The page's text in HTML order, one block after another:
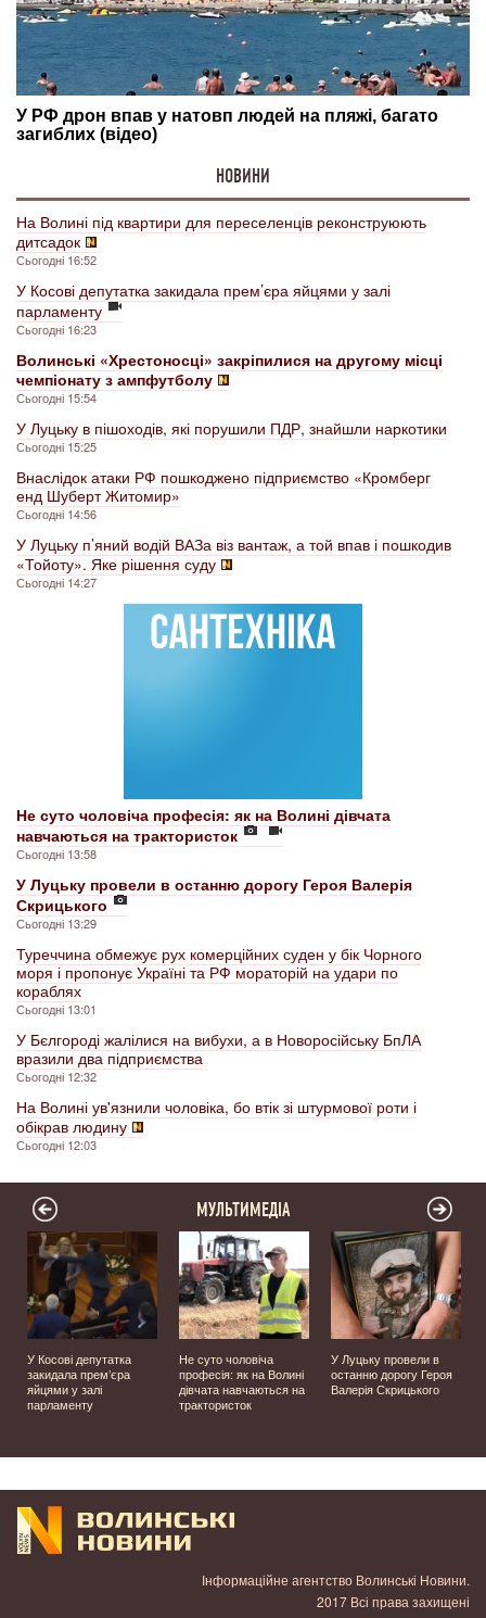
НОВИНИ
На Волині під квартири для переселенців реконструюють
дитсадок
Сьогодні 16:52
У Косові депутатка закидала прем’єра яйцями у залі
парламенту
Сьогодні 16:23
Волинські «Хрестоносці» закріпилися на другому місці
чемпіонату з ампфутболу
Сьогодні 15:54
У Луцьку в пішоходів, які порушили ПДР, знайшли наркотики
Сьогодні 15:25
Внаслідок атаки РФ пошкоджено підприємство «Кромберг
енд Шуберт Житомир»
Сьогодні 14:56
У Луцьку п’яний водій ВАЗа віз вантаж, а той впав і пошкодив
«Тойоту». Яке рішення суду
Сьогодні 14:27
Не суто чоловіча професія: як на Волині дівчата
навчаються на трактористок
Сьогодні 13:58
У Луцьку провели в останню дорогу Героя Валерія
Скрицького
Сьогодні 13:29
Туреччина обмежує рух комерційних суден у бік Чорного
моря і пропонує Україні та РФ мораторій на удари по
кораблях
Сьогодні 13:01
У Бєлгороді жалілися на вибухи, а в Новоросійську БпЛА
вразили два підприємства
Сьогодні 12:32
На Волині ув'язнили чоловіка, бо втік зі штурмової роти і
обікрав людину
Сьогодні 12:03
МУЛЬТИМЕДІА
У Косові депутатка
закидала прем’єра
яйцями у залі
парламенту
Не суто чоловіча
професія: як на Волині
дівчата навчаються на
трактористок
У Луцьку провели в
останню дорогу Героя
Валерія Скрицького
Інформаційне агентство Волинські Новини.
2017 Всі права захищені